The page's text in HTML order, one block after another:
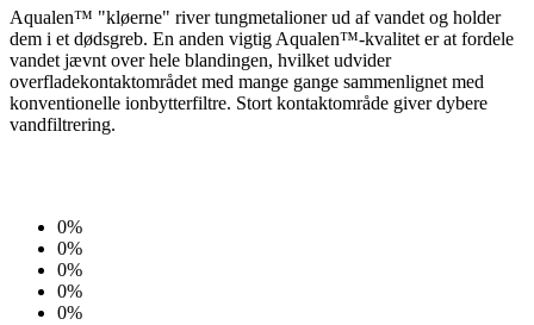
Aqualen™ "kløerne" river tungmetalioner ud af vandet og holder
dem i et dødsgreb. En anden vigtig Aqualen™-kvalitet er at fordele
vandet jævnt over hele blandingen, hvilket udvider
overfladekontaktområdet med mange gange sammenlignet med
konventionelle ionbytterfiltre. Stort kontaktområde giver dybere
vandfiltrering.
0%
0%
0%
0%
0%